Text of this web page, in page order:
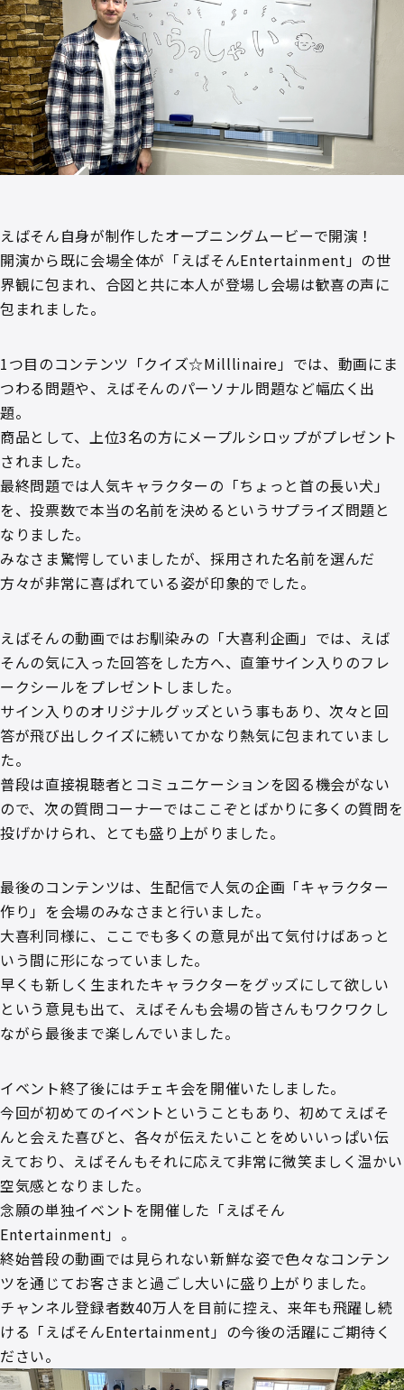
えばそん自身が制作したオープニングムービーで開演！
開演から既に会場全体が「えばそんEntertainment」の世
界観に包まれ、合図と共に本人が登場し会場は歓喜の声に
包まれました。
1つ目のコンテンツ「クイズ☆Milllinaire」では、動画にま
つわる問題や、えばそんのパーソナル問題など幅広く出
題。
商品として、上位3名の方にメープルシロップがプレゼント
されました。
最終問題では人気キャラクターの「ちょっと首の長い犬」
を、投票数で本当の名前を決めるというサプライズ問題と
なりました。
みなさま驚愕していましたが、採用された名前を選んだ
方々が非常に喜ばれている姿が印象的でした。
えばそんの動画ではお馴染みの「大喜利企画」では、えば
そんの気に入った回答をした方へ、直筆サイン入りのフレ
ークシールをプレゼントしました。
サイン入りのオリジナルグッズという事もあり、次々と回
答が飛び出しクイズに続いてかなり熱気に包まれていまし
た。
普段は直接視聴者とコミュニケーションを図る機会がない
ので、次の質問コーナーではここぞとばかりに多くの質問を
投げかけられ、とても盛り上がりました。
最後のコンテンツは、生配信で人気の企画「キャラクター
作り」を会場のみなさまと行いました。
大喜利同様に、ここでも多くの意見が出て気付けばあっと
いう間に形になっていました。
早くも新しく生まれたキャラクターをグッズにして欲しい
という意見も出て、えばそんも会場の皆さんもワクワクし
ながら最後まで楽しんでいました。
イベント終了後にはチェキ会を開催いたしました。
今回が初めてのイベントということもあり、初めてえばそ
んと会えた喜びと、各々が伝えたいことをめいいっぱい伝
えており、えばそんもそれに応えて非常に微笑ましく温かい
空気感となりました。
念願の単独イベントを開催した「えばそん
Entertainment」。
終始普段の動画では見られない新鮮な姿で色々なコンテン
ツを通じてお客さまと過ごし大いに盛り上がりました。
チャンネル登録者数40万人を目前に控え、来年も飛躍し続
ける「えばそんEntertainment」の今後の活躍にご期待く
ださい。